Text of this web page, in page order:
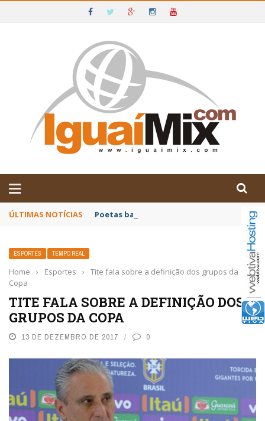
IGUAÍ E SUDOESTE DA BAHIA
ÚLTIMAS NOTÍCIAS Poetas baianos representam o Brasil no
ESPORTES TEMPO REAL
Home › Esportes ›
Tite fala sobre a definição dos grupos da
Copa
TITE FALA SOBRE A DEFINIÇÃO DOS
GRUPOS DA COPA
13 DE DEZEMBRO DE 2017 0